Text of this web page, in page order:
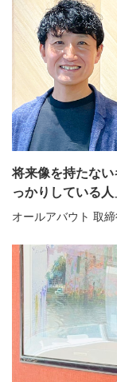
将来像を持たな
っかりしている人
オールアバウト 取